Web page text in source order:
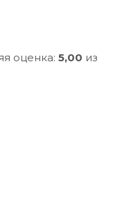
оценка: 5,00 из